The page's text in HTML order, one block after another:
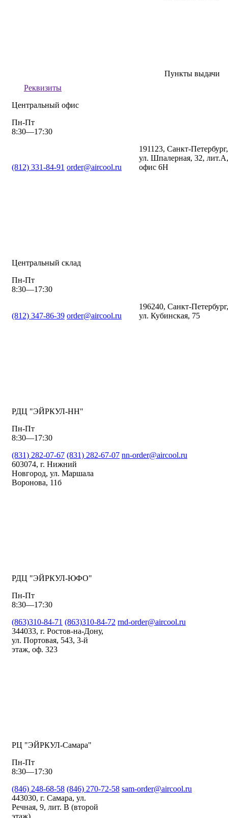
Пункты выдачи
Реквизиты
Центральный офис
Пн-Пт
8:30—17:30
(812) 331-84-91 order@aircool.ru
191123, Санкт-Петербург,
ул. Шпалерная, 32, лит.А,
офис 6Н
Центральный склад
Пн-Пт
8:30—17:30
(812) 347-86-39 order@aircool.ru
196240, Санкт-Петербург,
ул. Кубинская, 75
РДЦ "ЭЙРКУЛ-НН"
Пн-Пт
8:30—17:30
(831) 282-07-67 (831) 282-67-07 nn-order@aircool.ru
603074, г. Нижний
Новгород, ул. Маршала
Воронова, 11б
РДЦ "ЭЙРКУЛ-ЮФО"
Пн-Пт
8:30—17:30
(863)310-84-71 (863)310-84-72 rnd-order@aircool.ru
344033, г. Ростов-на-Дону,
ул. Портовая, 543, 3-й
этаж, оф. 323
РЦ "ЭЙРКУЛ-Самара"
Пн-Пт
8:30—17:30
(846) 248-68-58 (846) 270-72-58 sam-order@aircool.ru
443030, г. Самара, ул.
Речная, 9, лит. В (второй
этаж)